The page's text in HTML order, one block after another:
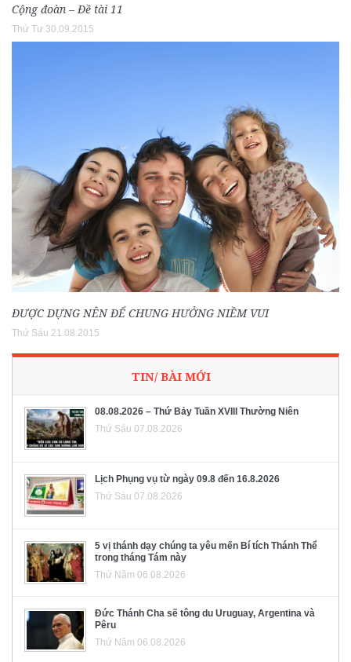
Cộng đoàn – Đề tài 11
Thứ Tư 30.09.2015
ĐƯỢC DỰNG NÊN ĐỂ CHUNG HƯỞNG NIỀM VUI
Thứ Sáu 21.08.2015
TIN/ BÀI MỚI
08.08.2026 – Thứ Bảy Tuần XVIII Thường Niên
Thứ Sáu 07.08.2026
Lịch Phụng vụ từ ngày 09.8 đến 16.8.2026
Thứ Sáu 07.08.2026
5 vị thánh dạy chúng ta yêu mến Bí tích Thánh Thể
trong tháng Tám này
Thứ Năm 06.08.2026
Đức Thánh Cha sẽ tông du Uruguay, Argentina và
Pêru
Thứ Năm 06.08.2026